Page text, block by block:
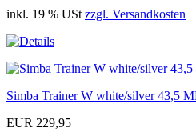
inkl. 19 % USt zzgl. Versandkosten
Simba Trainer W white/silver 43,5
EUR 229,95